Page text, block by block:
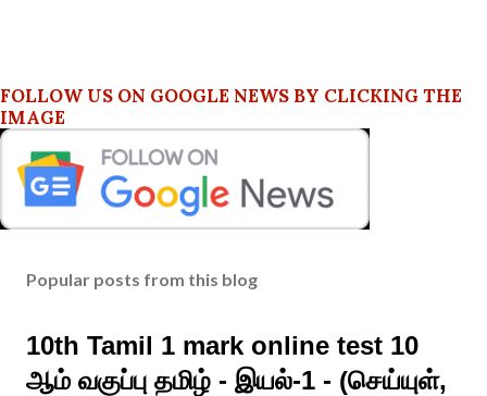
FOLLOW US ON GOOGLE NEWS BY CLICKING THE
IMAGE
Popular posts from this blog
10th Tamil 1 mark online test 10
ஆம் வகுப்பு தமிழ் - இயல்-1 - (செய்யுள்,